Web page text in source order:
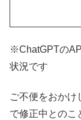
※ChatGPTの
状況です
ご不便をおかけ
で修正中とのこ